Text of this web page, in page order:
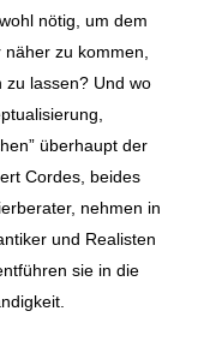
nötig, um dem
zu kommen,
lassen? Und wo
überhaupt der
Cordes, beides
nehmen in
und Realisten
sie in die